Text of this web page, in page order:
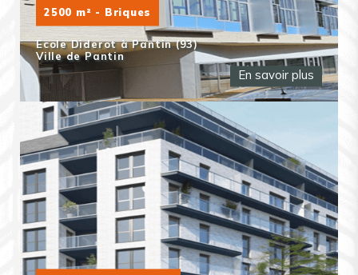
2500 m² - Briques
Ecole Diderot à Pantin (93)
Ville de Pantin
En savoir plus